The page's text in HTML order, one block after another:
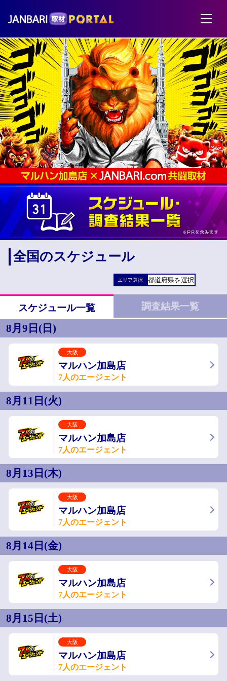
全国のスケジュール
エリア選択
スケジュール一覧 調査結果一覧
8月9日(日)
大阪
マルハン加島店
7人のエージェント
8月11日(火)
大阪
マルハン加島店
7人のエージェント
8月13日(木)
大阪
マルハン加島店
7人のエージェント
8月14日(金)
大阪
マルハン加島店
7人のエージェント
8月15日(土)
大阪
マルハン加島店
7人のエージェント